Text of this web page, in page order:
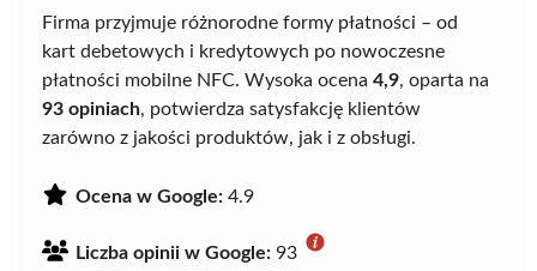
Firma przyjmuje różnorodne formy płatności – od
kart debetowych i kredytowych po nowoczesne
płatności mobilne NFC. Wysoka ocena 4,9, oparta na
93 opiniach, potwierdza satysfakcję klientów
zarówno z jakości produktów, jak i z obsługi.
Ocena w Google: 4.9
Liczba opinii w Google: 93